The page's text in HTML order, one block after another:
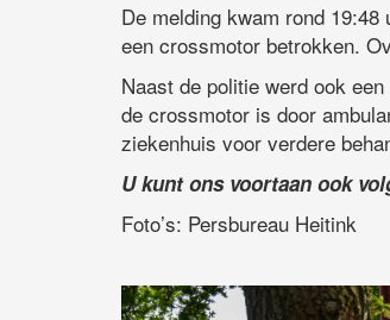
De melding kwam rond
een crossmotor betrokken.
Naast de politie werd ook
de crossmotor is door
ziekenhuis voor verdere
U kunt ons voortaan ook
Foto’s: Persbureau Heitink